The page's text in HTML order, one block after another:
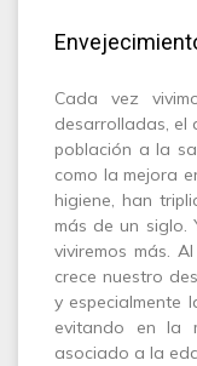
Cada vez
desarrolladas, el
población a la
como la mejora
higiene, han
más de un siglo.
viviremos más.
crece nuestro
y especialmente
evitando en la
asociado a la